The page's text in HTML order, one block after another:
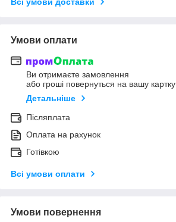
Умови оплати
Ви отримаєте замовлення
або гроші повернуться на вашу картку
Детальніше
Післяплата
Оплата на рахунок
Готівкою
Всі умови оплати
Умови повернення